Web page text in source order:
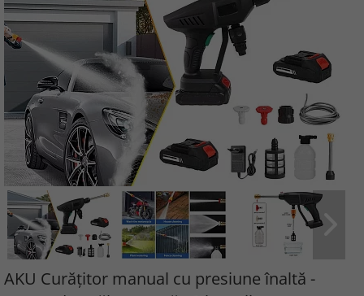
AKU Curățitor manual cu presiune înaltă -